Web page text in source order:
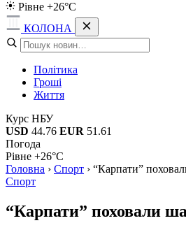
Рівне +26°C
КОЛОНА
Політика
Гроші
Життя
Курс НБУ
USD 44.76 EUR 51.61
Погода
Рівне +26°C
Головна › Спорт › “Карпати”
Спорт
“Карпати” поховали